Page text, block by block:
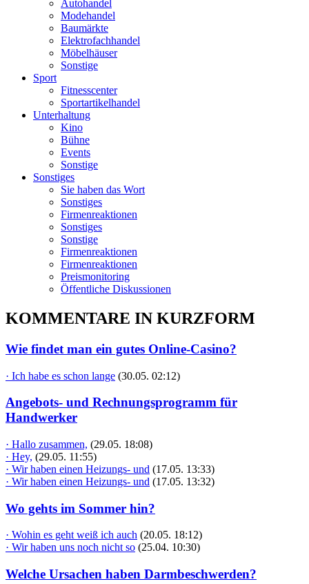
Autohandel
Modehandel
Baumärkte
Elektrofachhandel
Möbelhäuser
Sonstige
Sport
Fitnesscenter
Sportartikelhandel
Unterhaltung
Kino
Bühne
Events
Sonstige
Sonstiges
Sie haben das Wort
Sonstiges
Firmenreaktionen
Sonstiges
Sonstige
Firmenreaktionen
Firmenreaktionen
Preismonitoring
Öffentliche Diskussionen
KOMMENTARE IN KURZFORM
Wie findet man ein gutes Online-Casino?
· Ich habe es schon lange (30.05. 02:12)
Angebots- und Rechnungsprogramm für
Handwerker
· Hallo zusammen, (29.05. 18:08)
· Hey, (29.05. 11:55)
· Wir haben einen Heizungs- und (17.05. 13:33)
· Wir haben einen Heizungs- und (17.05. 13:32)
Wo gehts im Sommer hin?
· Wohin es geht weiß ich auch (20.05. 18:12)
· Wir haben uns noch nicht so (25.04. 10:30)
Welche Ursachen haben Darmbeschwerden?